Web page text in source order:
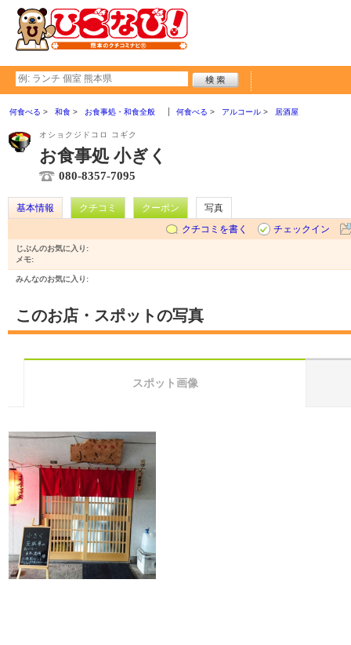
何食べる 和食 お食事処・和食全般 何食べる アルコール 居酒屋
オショクジドコロ コギク
お食事処 小ぎく
080-8357-7095
基本情報 クチコミ クーポン
写真
クチコミを書く
チェックイン
じぶんのお気に入り:
メモ:
みんなのお気に入り:
このお店・スポットの写真
スポット画像